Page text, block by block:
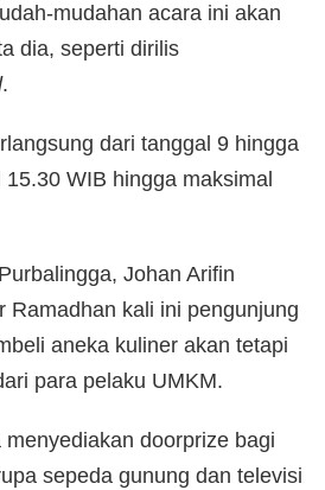
mudahan acara ini akan
dia, seperti dirilis
.
dari tanggal 9 hingga
WIB hingga maksimal
Johan Arifin
Ramadhan kali ini pengunjung
aneka kuliner akan tetapi
para pelaku UMKM.
menyediakan doorprize bagi
sepeda gunung dan televisi